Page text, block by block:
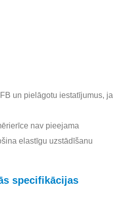
un pielāgotu iestatījumus,
nav pieejama
elastīgu uzstādīšanu
specifikācijas